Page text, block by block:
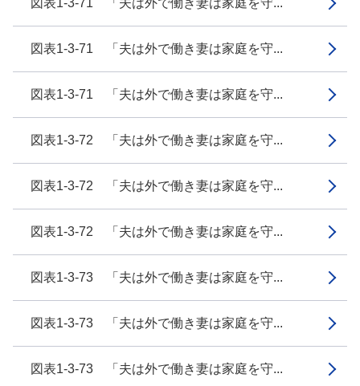
図表1-3-71 「夫は外で働き妻は家庭を守...
図表1-3-71 「夫は外で働き妻は家庭を守...
図表1-3-71 「夫は外で働き妻は家庭を守...
図表1-3-72 「夫は外で働き妻は家庭を守...
図表1-3-72 「夫は外で働き妻は家庭を守...
図表1-3-72 「夫は外で働き妻は家庭を守...
図表1-3-73 「夫は外で働き妻は家庭を守...
図表1-3-73 「夫は外で働き妻は家庭を守...
図表1-3-73 「夫は外で働き妻は家庭を守...